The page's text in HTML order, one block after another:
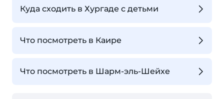
Куда сходить в Хургаде с детьми
Что посмотреть в Каире
Что посмотреть в Шарм-эль-Шейхе